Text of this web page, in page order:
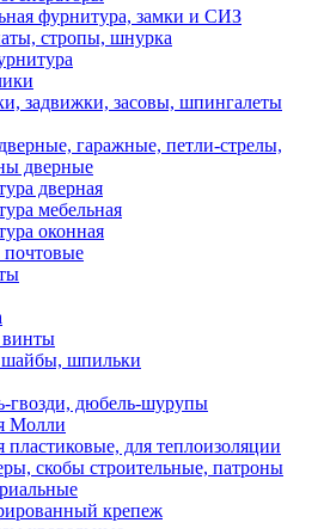
фурнитура, замки и СИЗ
стропы, шнурка
задвижки, засовы, шпингалеты
гаражные, петли-стрелы,
дверные
дверная
мебельная
оконная
шпильки
гвозди, дюбель-шурупы
Молли
для теплоизоляции
скобы строительные, патроны
крепеж